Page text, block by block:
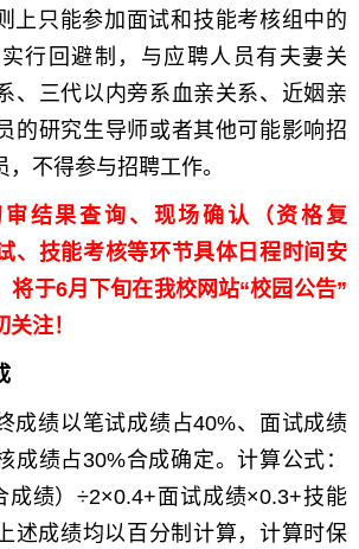
上只能参加面试和技能考核组中的
行回避制，与应聘人员有夫妻关
、三代以内旁系血亲关系、近姻亲
的研究生导师或者其他可能影响招
不得参与招聘工作。
结果查询、现场确认（资格复
、技能考核等环节具体日程时间安
将于6月下旬在我校网站“校园公告”
注！
成绩以笔试成绩占40%、面试成绩
成绩占30%合成确定。计算公式：
成绩）÷2×0.4+面试成绩×0.3+技能
述成绩均以百分制计算，计算时保